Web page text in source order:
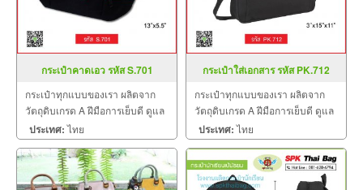
กระเป๋าคาดเอว รหัส S.701
กระเป๋าทุกแบบของเรา ผลิตจาก
วัตถุดิบเกรด A ฝีมือการเย็บดี ดูแล
ทุกขั้นตอน QC 100% บริการ
ประทับใจ สินค้าคุณภาพ
ประเทศ:ไทย
กระเป๋าใส่เอกสาร รหัส PK.712
กระเป๋าทุกแบบของเรา ผลิตจาก
วัตถุดิบเกรด A ฝีมือการเย็บดี ดูแล
ทุกขั้นตอน QC 100% บริการ
ประทับใจ สินค้าคุณภาพ
ประเทศ:ไทย